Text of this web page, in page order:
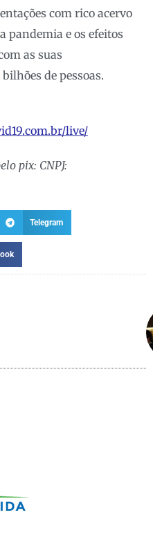
com rico acervo
pandemia e os efeitos
as suas
de pessoas.
live/
pix: CNPJ:
Telegram